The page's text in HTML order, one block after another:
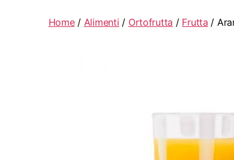
Home/ Alimenti / Ortofrutta / Frutta /